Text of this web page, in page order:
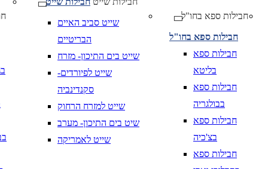
שייט סביב האיים
הבריטיים
שייט בים התיכון- מזרח
שייט לפיורדים-
סקנדינביה
שייט למזרח הרחוק
שיט בים התיכון- מערב
שייט לאמריקה
חבילות ספא בחו"ל
חבילות ספא בחו"ל
חבילות ספא
בליטא
חבילות ספא
בבולגריה
חבילות ספא
בצ'כיה
חבילות ספא
יום בשתי ספרות קו נטוי חודש בשתי ספרות קו נטוי שנה בשתי ספרות
יום בשתי ספרות קו נטוי חודש בשתי ספרות קו נטוי שנה בשתי ספרות